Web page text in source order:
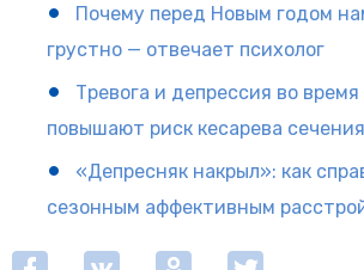
Почему перед Новым годом
грустно — отвечает психолог
Тревога и депрессия во
повышают риск кесарева сечения
«Депресняк накрыл»: как
сезонным аффективным